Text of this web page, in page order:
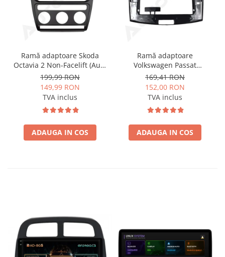
Ramă adaptoare Skoda
Octavia 2 Non-Facelift (Auto
A/C) 2004-2009 - fațetă
213×133 (RNS 510 / RCD
330), montaj dedicat
199,99 RON
149,99 RON
TVA inclus
ADAUGA IN COS
Ramă adaptoare
Volkswagen Passat
B6/B7/CC 2011-2015 -
navigație Android 10.1″,
montaj dedicat
169,41 RON
152,00 RON
TVA inclus
ADAUGA IN COS